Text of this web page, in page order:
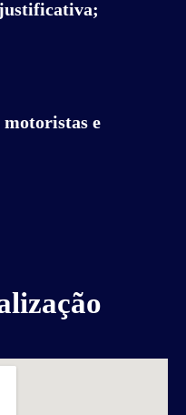
justificativa;
e